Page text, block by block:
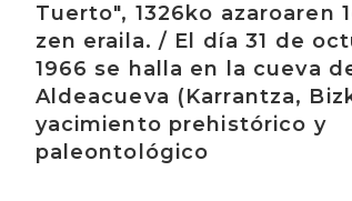
Tuerto", 1326ko azaroaren
zen eraila. / El día 31 de
1966 se halla en la cueva
Aldeacueva (Karrantza,
yacimiento prehistórico y
paleontológico